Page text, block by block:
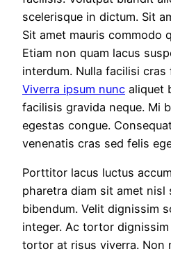
scelerisque in dictum. Sit
Sit amet mauris commodo
Etiam non quam lacus
interdum. Nulla facilisi cras
Viverra ipsum nunc aliquet
facilisis gravida neque. Mi
egestas congue.
venenatis cras sed felis
Porttitor lacus luctus
pharetra diam sit amet nisl
bibendum. Velit dignissim
integer. Ac tortor
tortor at risus viverra. Non